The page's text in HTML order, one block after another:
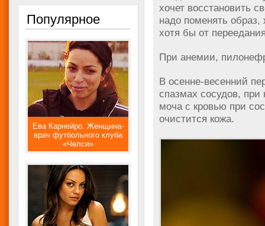
хочет восстановить
надо поменять
хотя бы от
При анемии,
В осенне-весенний
спазмах сосудов, при
моча с кровью при
очистится кожа.
Популярное
Ева Карнейро. Женщина-
врач футбольного клуба
«Челси»